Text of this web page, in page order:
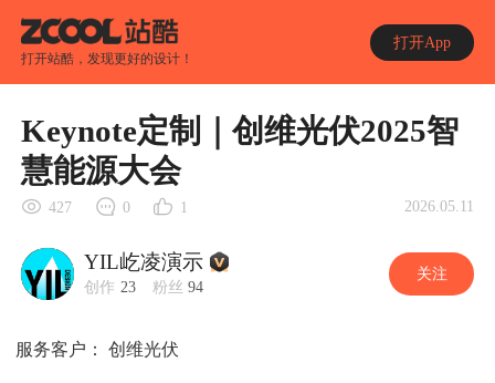
打开站酷，发现更好的设计！
打开App
Keynote定制｜创维光伏2025智
慧能源大会
427 0 1 2026.05.11
YIL屹凌演示
创作 23 粉丝 94
关注
服务客户： 创维光伏